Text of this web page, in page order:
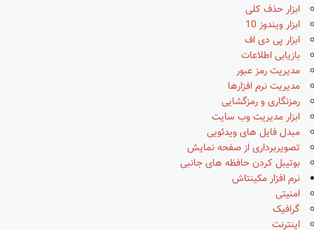
ابزار حذف کلی
ابزار ویندوز 10
ابزار پی دی اف
بازیابی اطلاعات
مدیریت رمز عبور
مدیریت نرم افزارها
رمزنگاری و رمزگشایی
ابزار مدیریت وب سایت
مبدل فایل های ویدئویی
تصویربرداری از صفحه نمایش
بوتیبل کردن حافظه های جانبی
نرم افزار مکینتاش
امنیتی
گرافیک
اینترنت